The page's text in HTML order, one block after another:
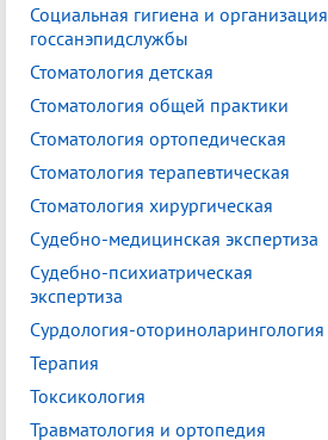
Социальная гигиена и организация
госсанэпидслужбы
Стоматология детская
Стоматология общей практики
Стоматология ортопедическая
Стоматология терапевтическая
Стоматология хирургическая
Судебно-медицинская экспертиза
Судебно-психиатрическая
экспертиза
Сурдология-оториноларингология
Терапия
Токсикология
Травматология и ортопедия